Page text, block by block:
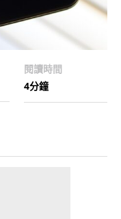
閱讀時間
4分鐘